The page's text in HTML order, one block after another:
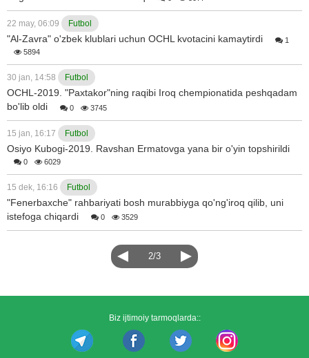
22 may, 06:09 Futbol
"Al-Zavra" o'zbek klublari uchun OCHL kvotacini kamaytirdi
1
5894
30 jan, 14:58 Futbol
OCHL-2019. "Paxtakor"ning raqibi Iroq chempionatida peshqadam
bo'lib oldi
0 3745
15 jan, 16:17 Futbol
Osiyo Kubogi-2019. Ravshan Ermatovga yana bir o'yin topshirildi
0 6029
15 dek, 16:16 Futbol
"Fenerbaxche" rahbariyati bosh murabbiyga qo'ng'iroq qilib, uni
istefoga chiqardi
0 3529
2/3
Biz ijtimoiy tarmoqlarda::